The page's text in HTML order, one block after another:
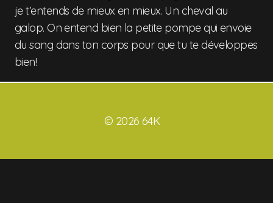
je t’entends de mieux en mieux. Un cheval au
galop. On entend bien la petite pompe qui envoie
du sang dans ton corps pour que tu te développes
bien!
© 2026 64K